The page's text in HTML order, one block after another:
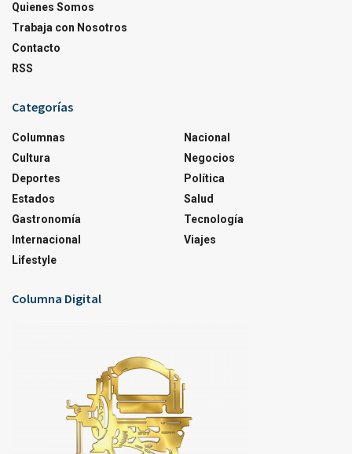
Quienes Somos
Trabaja con Nosotros
Contacto
RSS
Categorías
Columnas
Cultura
Deportes
Estados
Gastronomía
Internacional
Lifestyle
Nacional
Negocios
Política
Salud
Tecnología
Viajes
Columna Digital